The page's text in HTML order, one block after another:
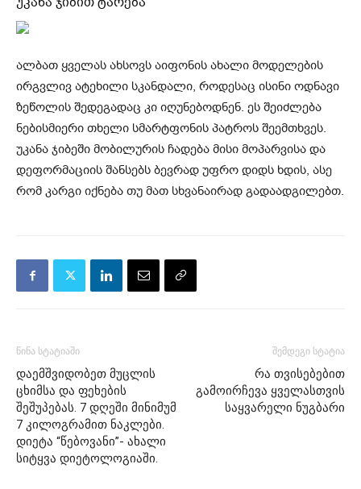
ალბათ ყველას ახსოვს აიფონის ახალი მოდელების
ირგვლივ ატეხილი სკანდალი, როდესაც ისინი ოდნავი
ზეწოლის შედეგადაც კი იღუნებოდნენ. ეს შეიძლება
ნებისმიერი თხელი სმარტფონის პატროს შეემთხვეს.
უკანა ჯიბეში მობილურის ჩადება მისი მოპარვისა და
დეფორმაციის შანსებს ბევრად უფრო დიდს ხდის, ასე
რომ კარგი იქნება თუ მათ სხვანაირად გადაადგილებთ.
წინა სტატიაში
დაემშვიდობეთ მუცლის
ცხიმსა და ფეხების
შეშუპებას. 7 დღეში მინიმუმ
7 კილოგრამით ნაკლები.
დიეტა “წებოვანი”- ახალი
სიტყვა დიეტოლოგიაში.
შემდეგი სტატია
რა თვისებებით
გამოირჩევა ყველასთვის
საყვარელი ნუგბარი